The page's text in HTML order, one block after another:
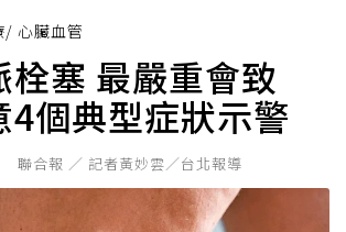
/ 心臟血管
栓塞 最嚴重會致
4個典型症狀示警
聯合報 ／ 記者黃妙雲／台北報導